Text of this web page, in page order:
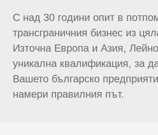
С над 30 години опит в
трансграничния бизнес из
Източна Европа и Азия,
уникална квалификация, за
Вашето българско
намери правилния път.